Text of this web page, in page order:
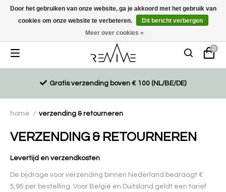
Duurzaam, eco-vriendelijk en ethisch gemaakte producten
0
Gratis verzending boven € 100 (NL/BE/DE)
home / verzending & retourneren
VERZENDING & RETOURNEREN
Levertijd en verzendkosten
De bijdrage voor verzending binnen Nederland bedraagt €
5,95 per bestelling. Voor België en Duitsland geldt een tarief
Door het gebruiken van onze website, ga je akkoord met het gebruik van
cookies om onze website te verbeteren.
Dit bericht verbergen
Meer over cookies »